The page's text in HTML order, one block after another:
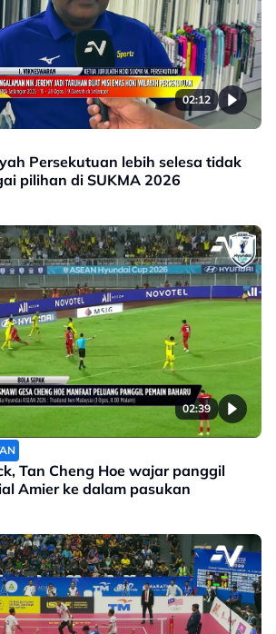
02:12
Persekutuan lebih selesa tidak
pilihan di SUKMA 2026
02:39
Tan Cheng Hoe wajar panggil
Amier ke dalam pasukan